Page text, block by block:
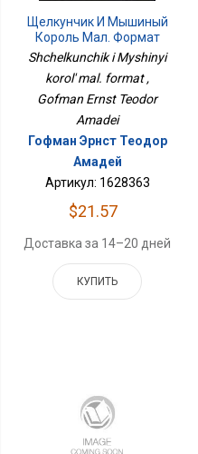
Щелкунчик И Мышиный
Король Мал. Формат
Shchelkunchik i Myshinyi
korol' mal. format ,
Gofman Ernst Teodor
Amadei
Гофман Эрнст Теодор
Амадей
Артикул: 1628363
$21.57
Доставка за 14–20 дней
КУПИТЬ